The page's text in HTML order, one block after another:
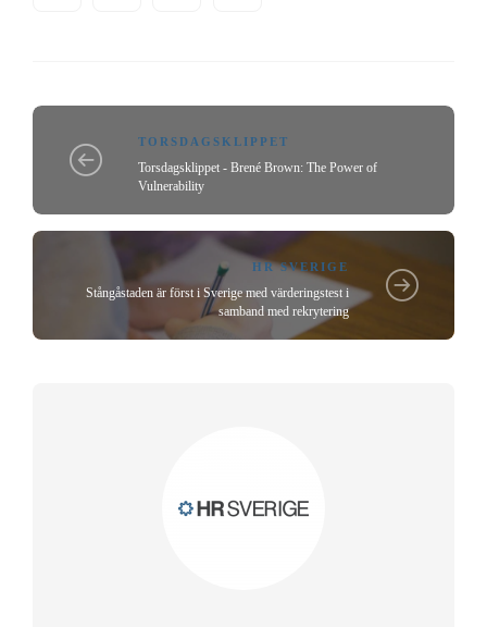
TORSDAGSKLIPPET
Torsdagsklippet - Brené Brown: The Power of
Vulnerability
HR SVERIGE
Stångåstaden är först i Sverige med värderingstest i
samband med rekrytering